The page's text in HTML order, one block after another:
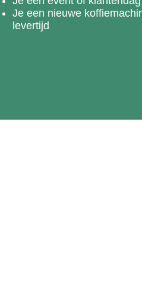
Je een nieuwe
levertijd